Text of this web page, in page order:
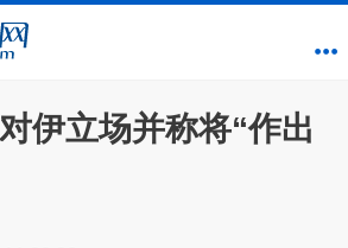
伊立场并称将“作出